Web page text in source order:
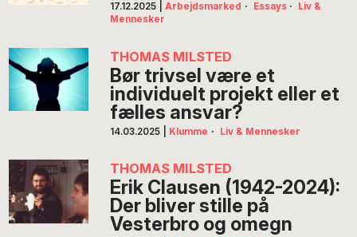
17.12.2025 Arbejdsmarked · Essays ·
Liv &
Mennesker
THOMAS MILSTED
Bør trivsel være et
individuelt projekt eller et
fælles ansvar?
14.03.2025 Klumme · Liv & Mennesker
THOMAS MILSTED
Erik Clausen (1942-2024):
Der bliver stille på
Vesterbro og omegn